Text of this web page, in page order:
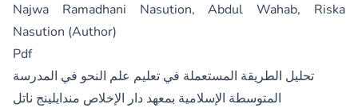
Najwa Ramadhani Nasution, Abdul Wahab, Riska
Nasution (Author)
Pdf
تحليل الطريقة المستعملة في تعليم علم النحو في المدرسة
المتوسطة الإسلامية بمعهد دار الإخلاص مندايلينج ناتل